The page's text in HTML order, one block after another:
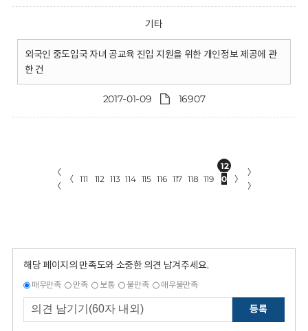
기타
외국인 중도입국 자녀 공교육 진입 지원을 위한 개인정보 제공에 관
한 건
2017-01-09 16907
〈
〈
〈 111 112 113 114 115 116 117 118 119
12
0
〉
〉
〉
해당 페이지의 만족도와 소중한 의견 남겨주세요.
매우만족 만족 보통 불만족 매우불만족
등록